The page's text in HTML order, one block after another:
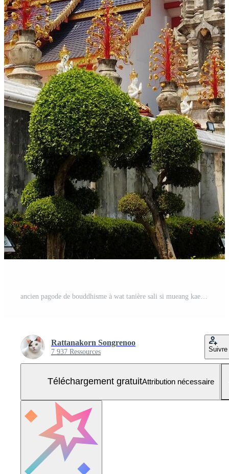
Rattanakorn Songrenoo
7 937 Ressources Suivre
Téléchargement gratuitAttribution nécessaire